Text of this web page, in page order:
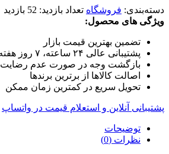
دسته‌بندی: فروشگاه تعداد بازدید: 52 بازدید
ویژگی های محصول:
تضمین بهترین قیمت بازار
پشتیبانی عالی ۲۴ ساعته، ۷ روز هفته
بازگشت وجه در صورت عدم رضایت
اصالت کالاها از برترین برندها
تحویل سریع در کمترین زمان ممکن
پشتیبانی آنلاین و استعلام قیمت در واتساپ
توضیحات
نظرات (0)